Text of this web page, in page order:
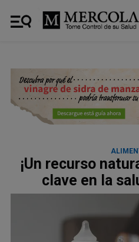
¡Un recurso
clave en la